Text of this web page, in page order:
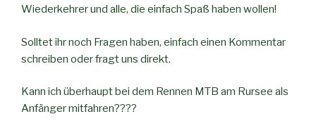
Wiederkehrer und alle, die einfach Spaß haben wollen!
Solltet ihr noch Fragen haben, einfach einen Kommentar
schreiben oder fragt uns direkt.
Kann ich überhaupt bei dem Rennen MTB am Rursee als
Anfänger mitfahren????